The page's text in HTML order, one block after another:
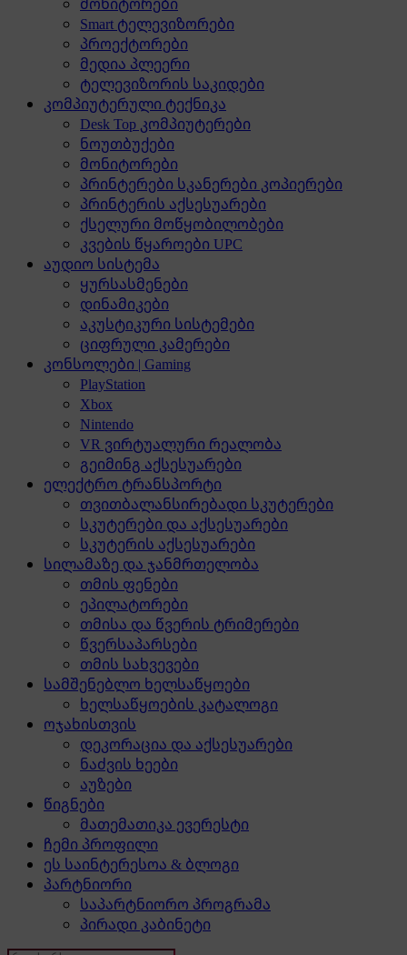
Smart ტელევიზორები
პროექტორები
მედია პლეერი
ტელევიზორის საკიდები
კომპიუტერული ტექნიკა
Desk Top კომპიუტერები
ნოუთბუქები
მონიტორები
პრინტერები სკანერები კოპიერები
პრინტერის აქსესუარები
ქსელური მოწყობილობები
კვების წყაროები UPC
აუდიო სისტემა
ყურსასმენები
დინამიკები
აკუსტიკური სისტემები
ციფრული კამერები
კონსოლები | Gaming
PlayStation
Xbox
Nintendo
VR ვირტუალური რეალობა
გეიმინგ აქსესუარები
ელექტრო ტრანსპორტი
თვითბალანსირებადი სკუტერები
სკუტერები და აქსესუარები
სკუტერის აქსესუარები
სილამაზე და ჯანმრთელობა
თმის ფენები
ეპილატორები
თმისა და წვერის ტრიმერები
წვერსაპარსები
თმის სახვევები
სამშენებლო ხელსაწყოები
ხელსაწყოების კატალოგი
ოჯახისთვის
დეკორაცია და აქსესუარები
ნაძვის ხეები
აუზები
წიგნები
მათემათიკა ევერესტი
ჩემი პროფილი
ეს საინტერესოა & ბლოგი
პარტნიორი
საპარტნიორო პროგრამა
პირადი კაბინეტი